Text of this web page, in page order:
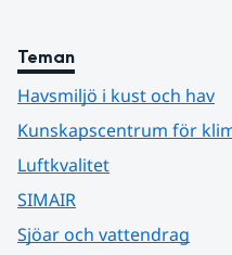
Teman
Havsmiljö i kust och hav
Kunskapscentrum för
Luftkvalitet
SIMAIR
Sjöar och vattendrag